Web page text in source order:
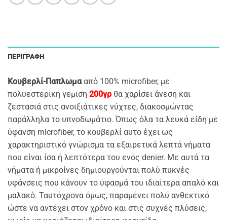
ΠΕΡΙΓΡΑΦΉ
Kουβερλί-Παπλωμααπό 100% microfiber, με
πολυεστερικη γεμιση 200γρ θα χαρίσει άνεση και
ζεστασιά στις ανοιξιάτικες νύχτες, διακοσμώντας
παράλληλα το υπνοδωμάτιο. Όπως όλα τα λευκά είδη με
ύφανση microfiber, το κουβερλί αυτο έχει ως
χαρακτηριστικό γνώρισμα τα εξαιρετικά λεπτά νήματα
που είναι ίσα ή λεπτότερα του ενός denier. Με αυτά τα
νήματα ή μικροίνες δημιουργούνται πολύ πυκνές
υφάνσεις που κάνουν το ύφασμά του ιδιαίτερα απαλό και
μαλακό. Ταυτόχρονα όμως, παραμένει πολύ ανθεκτικό
ώστε να αντέχει στον χρόνο και στις συχνές πλύσεις,